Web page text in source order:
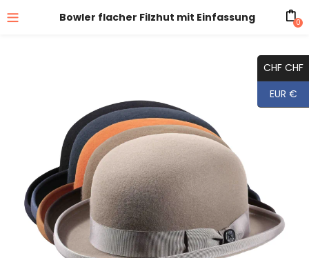
Bowler flacher Filzhut mit Einfassung 0
CHF CHF
EUR €